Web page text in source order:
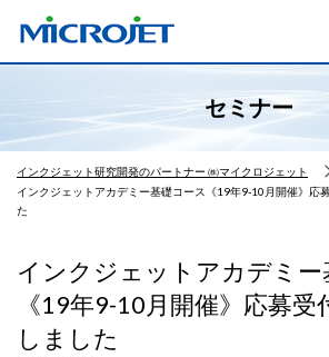
セミナー
インクジェット研究開発のパートナー ㈱マイクロジェット
インクジェットアカデミー基礎コース《19年9-10月開催》応
た
インクジェットアカデミー
《19年9-10月開催》応募受
しました